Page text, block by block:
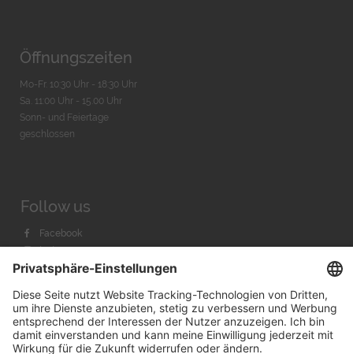
Öffnungszeiten
Mo-Fr. 10:30 Uhr - 18:30 Uhr
Sa. 11:00 Uhr - 15.00 Uhr
Sonn- und Feiertage
geschlossen
Follow us
Facebook
Instagram
Youtube